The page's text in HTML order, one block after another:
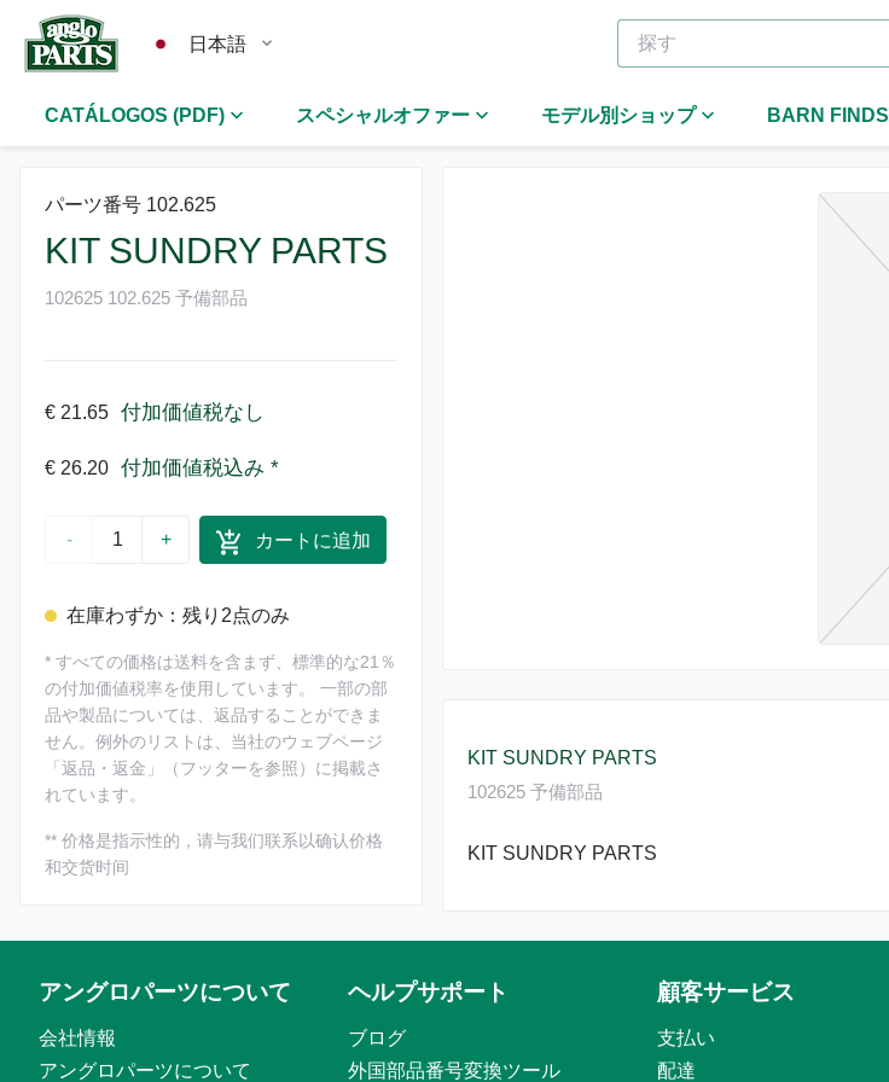
日本語
CATÁLOGOS (PDF) スペシャルオファー モデル別ショップ BARN FINDS
パーツ番号 102.625
KIT SUNDRY PARTS
102625 102.625 予備部品
€ 21.65 付加価値税なし
€ 26.20 付加価値税込み *
- + カートに追加
在庫わずか：残り2点のみ
* すべての価格は送料を含まず、標準的な21％
の付加価値税率を使用しています。 一部の部
品や製品については、返品することができま
せん。例外のリストは、当社のウェブページ
「返品・返金」（フッターを参照）に掲載さ
れています。
** 价格是指示性的，请与我们联系以确认价格
和交货时间
KIT SUNDRY PARTS
102625 予備部品
KIT SUNDRY PARTS
アングロパーツについて
会社情報
アングロパーツについて
ヘルプサポート
ブログ
外国部品番号変換ツール
顧客サービス
支払い
配達